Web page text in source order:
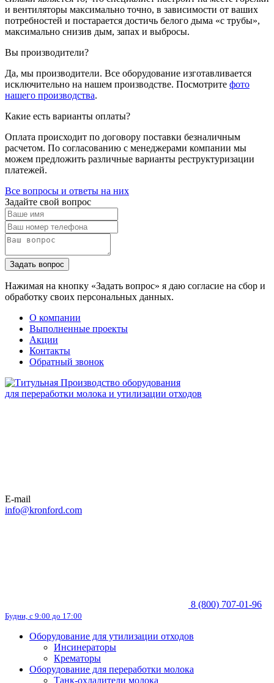
и вентиляторы максимально точно, в зависимости от ваших
потребностей и постарается достичь белого дыма «с трубы»,
максимально снизив дым, запах и выбросы.
Вы производители?
Да, мы производители. Все оборудование изготавливается
исключительно на нашем производстве. Посмотрите фото
нашего производства.
Какие есть варианты оплаты?
Оплата происходит по договору поставки безналичным
расчетом. По согласованию с менеджерами компании мы
можем предложить различные варианты реструктуризации
платежей.
Все вопросы и ответы на них
Задайте свой вопрос
Задать вопрос
Нажимая на кнопку «Задать вопрос» я даю согласие на сбор и
обработку своих персональных данных.
О компании
Выполненные проекты
Акции
Контакты
Обратный звонок
Производство оборудования
для переработки молока и утилизации отходов
E-mail
info@kronford.com
8 (800) 707-01-96
Будни, с 9:00 до 17:00
Оборудование для утилизации отходов
Инсинераторы
Крематоры
Оборудование для переработки молока
Танк-охладители молока